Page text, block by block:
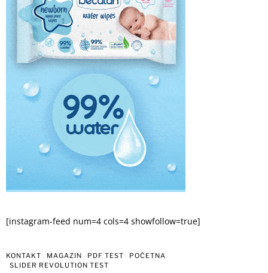
[instagram-feed num=4 cols=4 showfollow=true]
KONTAKT MAGAZIN PDF TEST
POČETNA
SLIDER REVOLUTION TEST